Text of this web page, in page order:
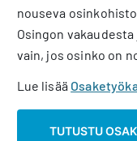
nouseva
Osingon
vain, jos osinko on
Lue lisää
TUTUSTU